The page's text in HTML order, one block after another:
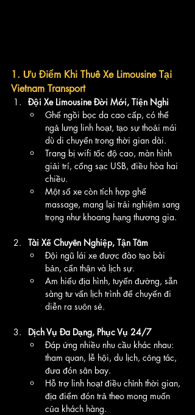
1. Ưu Điểm Khi Thuê Xe Limousine Tại
Vietnam Transport
Đội Xe Limousine Đời Mới, Tiện Nghi
Ghế ngồi bọc da cao cấp, có thể
ngả lưng linh hoạt, tạo sự thoải mái
dù di chuyển trong thời gian dài.
Trang bị wifi tốc độ cao, màn hình
giải trí, cổng sạc USB, điều hòa hai
chiều.
Một số xe còn tích hợp ghế
massage, mang lại trải nghiệm sang
trọng như khoang hạng thương gia.
Tài Xế Chuyên Nghiệp, Tận Tâm
Đội ngũ lái xe được đào tạo bài
bản, cẩn thận và lịch sự.
Am hiểu địa hình, tuyến đường, sẵn
sàng tư vấn lịch trình để chuyến đi
diễn ra suôn sẻ.
Dịch Vụ Đa Dạng, Phục Vụ 24/7
Đáp ứng nhiều nhu cầu khác nhau:
tham quan, lễ hội, du lịch, công tác,
đưa đón sân bay.
Hỗ trợ linh hoạt điều chỉnh thời gian,
địa điểm đón trả theo mong muốn
của khách hàng.